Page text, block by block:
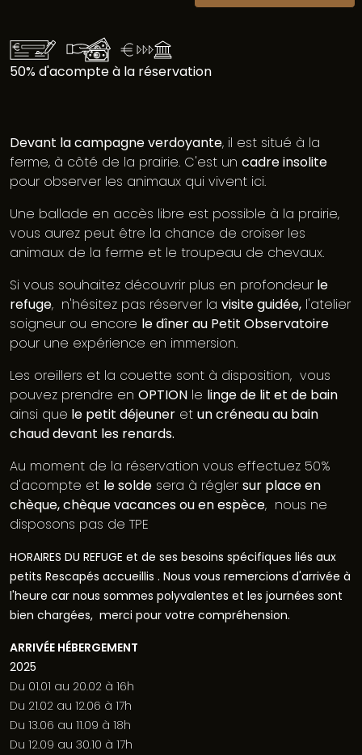
50% d'acompte à la réservation
Devant la campagne verdoyante, il est situé à la
ferme, à côté de la prairie. C'est un cadre insolite
pour observer les animaux qui vivent ici.
Une ballade en accès libre est possible à la prairie,
vous aurez peut être la chance de croiser les
animaux de la ferme et le troupeau de chevaux.
Si vous souhaitez découvrir plus en profondeur le
refuge, n'hésitez pas réserver la visite guidée, l'atelier
soigneur ou encore le dîner au Petit Observatoire
pour une expérience en immersion.
Les oreillers et la couette sont à disposition, vous
pouvez prendre en OPTION le linge de lit et de bain
ainsi que le petit déjeuner et un créneau au bain
chaud devant les renards.
Au moment de la réservation vous effectuez 50%
d'acompte et le solde sera à régler sur place en
chèque, chèque vacances ou en espèce, nous ne
disposons pas de TPE
HORAIRES DU REFUGE et de ses besoins spécifiques liés aux
petits Rescapés accueillis . Nous vous remercions d'arrivée à
l'heure car nous sommes polyvalentes et les journées sont
bien chargées, merci pour votre compréhension.
ARRIVÉE HÉBERGEMENT
2025
Du 01.01 au 20.02 à 16h
Du 21.02 au 12.06 à 17h
Du 13.06 au 11.09 à 18h
Du 12.09 au 30.10 à 17h